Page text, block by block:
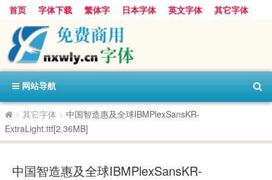
首页 字体下载 繁体字 日本字体 英文字体
其它字体
阿里巴巴字体
字体分类
网站导航
> 其它字体 > 中国智造惠及全球IBMPlexSansKR-
ExtraLight.ttf[2.36MB]
中国智造惠及全球IBMPlexSansKR-